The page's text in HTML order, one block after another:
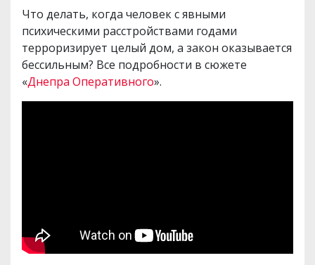
Что делать, когда человек с явными
психическими расстройствами годами
терроризирует целый дом, а закон оказывается
бессильным? Все подробности в сюжете
«Днепра Оперативного».